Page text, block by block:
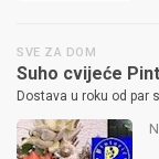
SVE ZA DOM
Suho cvijeće
Dostava u roku od par